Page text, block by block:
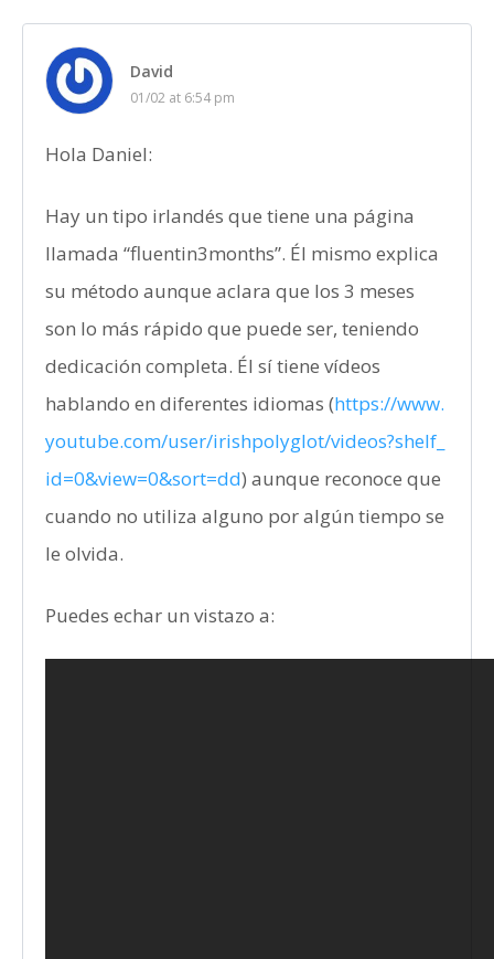
David
01/02 at 6:54 pm
Hola Daniel:
Hay un tipo irlandés que tiene una página
llamada “fluentin3months”. Él mismo explica
su método aunque aclara que los 3 meses
son lo más rápido que puede ser, teniendo
dedicación completa. Él sí tiene vídeos
hablando en diferentes idiomas (https://www.
youtube.com/user/irishpolyglot/videos?shelf_
id=0&view=0&sort=dd) aunque reconoce que
cuando no utiliza alguno por algún tiempo se
le olvida.
Puedes echar un vistazo a: